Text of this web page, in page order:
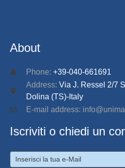
About
Phone: +39-040-661691
Address: Via J. Ressel 2/7
Dolina (TS)-Italy
E-mail address:
Iscriviti o chiedi un